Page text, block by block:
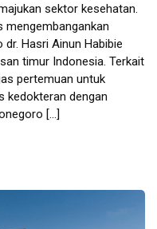
sektor kesehatan.
mengembangankan
dr. Hasri Ainun Habibie
timur Indonesia. Terkait
pertemuan untuk
kedokteran dengan
[…]